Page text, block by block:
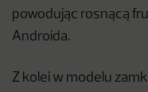
powodując rosnącą
Androida.
Z kolei w modelu